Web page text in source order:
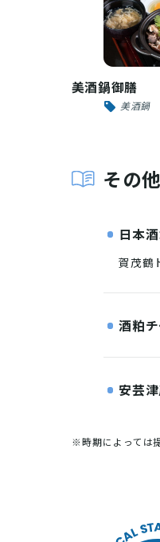
美酒鍋御膳
美酒鍋
その
日本
賀茂鶴
酒粕
安芸
※時期によっては